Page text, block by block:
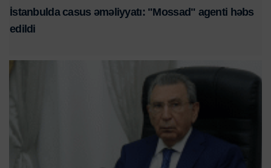
İstanbulda casus əməliyyatı: "Mossad" agenti həbs
edildi